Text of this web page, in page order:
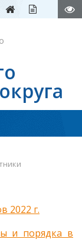
2022 г.
и порядка в